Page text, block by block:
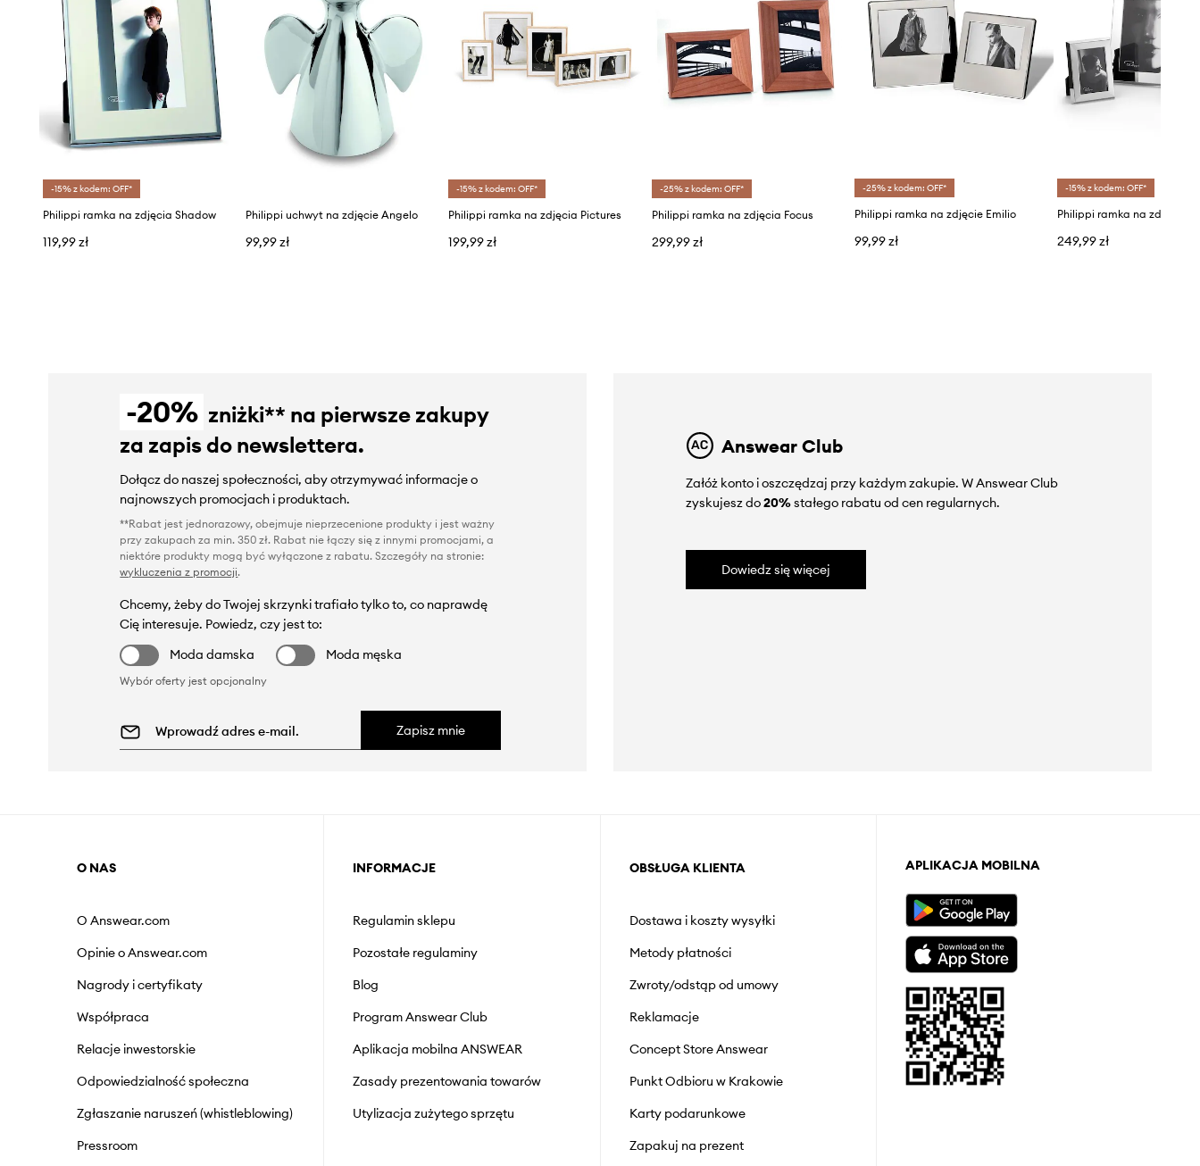
-15% z kodem: OFF*
Philippi ramka na zdjęcia Shadow
119,99 zł
Philippi uchwyt na zdjęcie Angelo
99,99 zł
-15% z kodem: OFF*
Philippi ramka na zdjęcia Pictures
199,99 zł
-25% z kodem: OFF*
Philippi ramka na zdjęcia Focus
299,99 zł
-25% z kodem: OFF*
Philippi ramka na zdjęcie Emilio
99,99 zł
-15% z kodem: OFF*
Philippi ramka na zdjęcie
249,99 zł
-20% zniżki** na pierwsze zakupy
za zapis do newslettera.
Dołącz do naszej społeczności, aby otrzymywać informacje o
najnowszych promocjach i produktach.
**Rabat jest jednorazowy, obejmuje nieprzecenione produkty i jest ważny
przy zakupach za min. 350 zł. Rabat nie łączy się z innymi promocjami, a
niektóre produkty mogą być wyłączone z rabatu. Szczegóły na stronie:
wykluczenia z promocji.
Chcemy, żeby do Twojej skrzynki trafiało tylko to, co naprawdę
Cię interesuje. Powiedz, czy jest to:
Moda damska
Moda męska
Wybór oferty jest opcjonalny
Zapisz mnie
Answear Club
Załóż konto i oszczędzaj przy każdym zakupie. W Answear Club
zyskujesz do20%stałego rabatu od cen regularnych.
Dowiedz się więcej
O NAS
O Answear.com
Opinie o Answear.com
Nagrody i certyfikaty
Współpraca
Relacje inwestorskie
Odpowiedzialność społeczna
Zgłaszanie naruszeń (whistleblowing)
Pressroom
INFORMACJE
Regulamin sklepu
Pozostałe regulaminy
Blog
Program Answear Club
Aplikacja mobilna ANSWEAR
Zasady prezentowania towarów
Utylizacja zużytego sprzętu
OBSŁUGA KLIENTA
Dostawa i koszty wysyłki
Metody płatności
Zwroty/odstąp od umowy
Reklamacje
Concept Store Answear
Punkt Odbioru w Krakowie
Karty podarunkowe
Zapakuj na prezent
APLIKACJA MOBILNA